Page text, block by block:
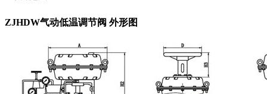
ZJHDW气动低温调节阀 外形图